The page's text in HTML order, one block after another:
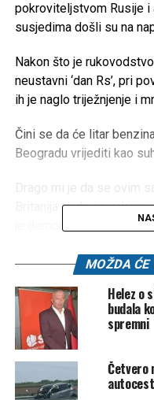
pokroviteljstvom Rusije
susjedima došli su na
Nakon što je
neustavni ‘dan Rs’, pri
ih je naglo triježnjenje i
Čini se da će litar
Beogradu vrijediti kao
Drago mi je da se ovim
Britanija te da će uskoro
je demokratski i
Žao mi je zbog građana
Vučićevog režima, a
samo žele živjeti od
Svakako, protesti
Svi građani treba da se
uređen sistem, pravnu
MOŽDA ĆE
Helez o
budala
spremni
Četvero